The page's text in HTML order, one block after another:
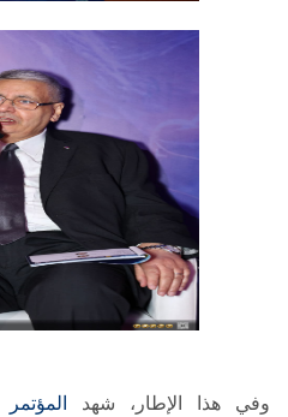
وفي هذا الإطار، شهد المؤتمر